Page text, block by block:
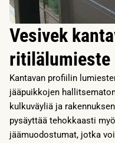
Vesivek
ritilälumieste
Kantavan profiilin
jääpuikkojen
kulkuväyliä ja
pysäyttää tehokkaasti
jäämuodostumat, jotka